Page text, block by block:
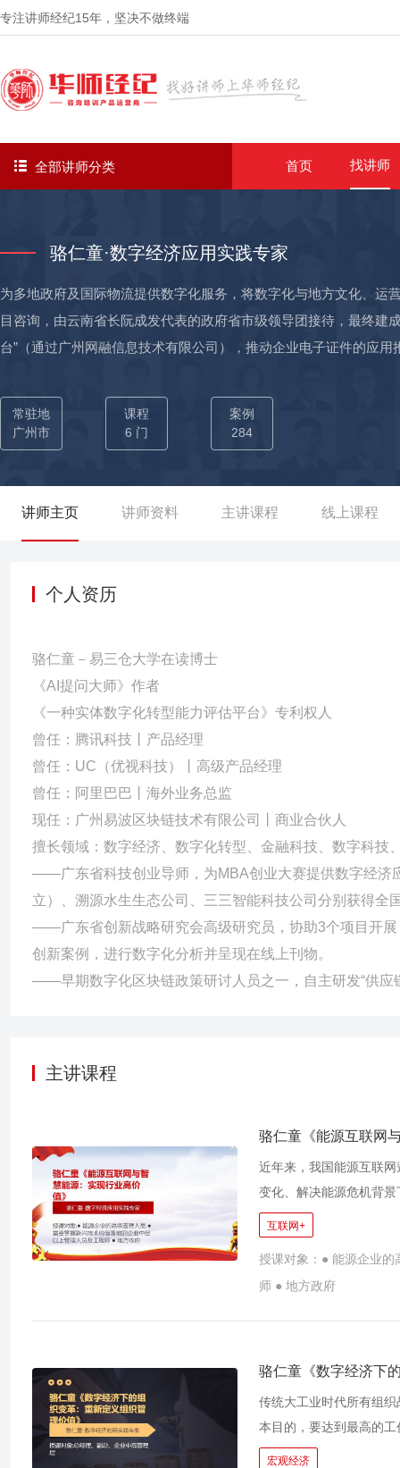
专注讲师经纪15年 ，坚决不做终端
全部讲师分类 首页 找讲师
骆仁童·数字经济应用实践专家
为多地政府及国际物流提供数字化服务，将数字化与地方文化、
目咨询，由云南省长阮成发代表的政府省市级领导团接待，最终
台”（通过广州网融信息技术有限公司），推动企业电子证件的应
点。 为银行、物流、车载等多行业提供数字化服务，协助20+家企业从0到1搭建数字平台。 ——为南湖国旅提供旅游贷数字化升
级项目，为该国率每年成功节省数十万的运营费用。 ——为深圳
上业务落地。 ——为锡商银行策划企业小贷业务，通过中台体系实
疗器械搭建系统，参与微信小程序营销策略，实现数字化转型，该项目已成立独立子公
段，调整产品结构，优化系统加载及运营频道结构，实现人均下
游戏下载平台。 为多家学院与机构讲授区块链、金融科技、平台运营等数字化课程，为数字化搭建添砖加瓦 01-学院：担任广州
新华学院、中山大学工商管理学院、华南理工大学工商管理学院
辅导，为数字经济培养新生代人才。并刊发《区块链+金融科技应
02-企业：（包揽物流、高科技、保险、银行、国企等多行业）
讲授《实体业务数字化运营优化》4期课程，与淘厂易训后定下
北京恒拓、广州亚美、广东省科技企业孵化器协会等企业《数字
最终为其提供了4个月的咨询服务。 ——为浙商财险、华汇人寿、
《金融科技及区块链》9期课程，其中为孵化器协会培训后，被邀
期，至今仍在库。
常驻地
广州市
课程
6 门
案例
284
讲师主页 讲师资料 主讲课程 线上课程
个人资历
骆仁童－易三仓大学在读博士
《AI提问大师》作者
《一种实体数字化转型能力评估平台》专利权人
曾任：腾讯科技丨产品经理
曾任：UC（优视科技）丨高级产品经理
曾任：阿里巴巴丨海外业务总监
现任：广州易波区块链技术有限公司丨商业合伙人
擅长领域：数字经济、数字化转型、金融科技、数字科技
——广东省科技创业导师，为MBA创业大赛提供数字经济
立）、溯源水生生态公司、三三智能科技公司分别获得
——广东省创新战略研究会高级研究员，协助3个项目开展
创新案例，进行数字化分析并呈现在线上刊物。
——早期数字化区块链政策研讨人员之一，自主研发“供应
主讲课程
骆仁童《能源互联网
近年来，我国能源互联
变化、解决能源危机背
源的利用已不仅停留在
的能源利用。因此，能
而生。在“十三五”规划
联网代表世界未来能源
理、应用到价值实现的
互联网+
授课对象：● 能源企业的
师 ● 地方政府
骆仁童《数字经济下
传统大工业时代所有组
本目的，要达到最高的
积累长期经验来磨合各
宏观经济